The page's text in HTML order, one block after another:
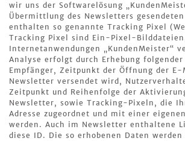
wir uns der Softwarelösung
Übermittlung des Newsletters
enthalten so genannte Tracking Pixel
Tracking Pixel sind Ein-Pixel-
Internetanwendungen „KundenMeister“
Analyse erfolgt durch Erhebung
Empfänger, Zeitpunkt der Öffnung der
Newsletter versendet wird,
Zeitpunkt und Reihenfolge der
Newsletter, sowie Tracking-Pixeln, die
Adresse zugeordnet und mit einer
werden. Auch im Newsletter enthaltene
diese ID. Die so erhobenen Daten